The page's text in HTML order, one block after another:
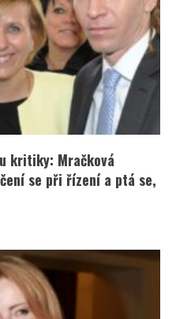
kritiky: Mračková
se při řízení a ptá se,